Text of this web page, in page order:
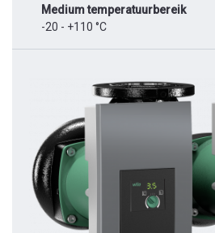
Medium temperatuurbereik
-20 - +110 °C